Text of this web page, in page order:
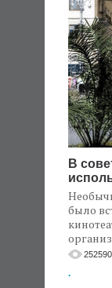
В
было
252590
.